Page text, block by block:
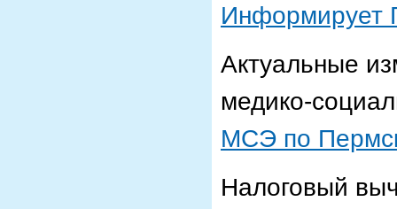
Информирует
Актуальные
медико-
МСЭ по
Налоговый